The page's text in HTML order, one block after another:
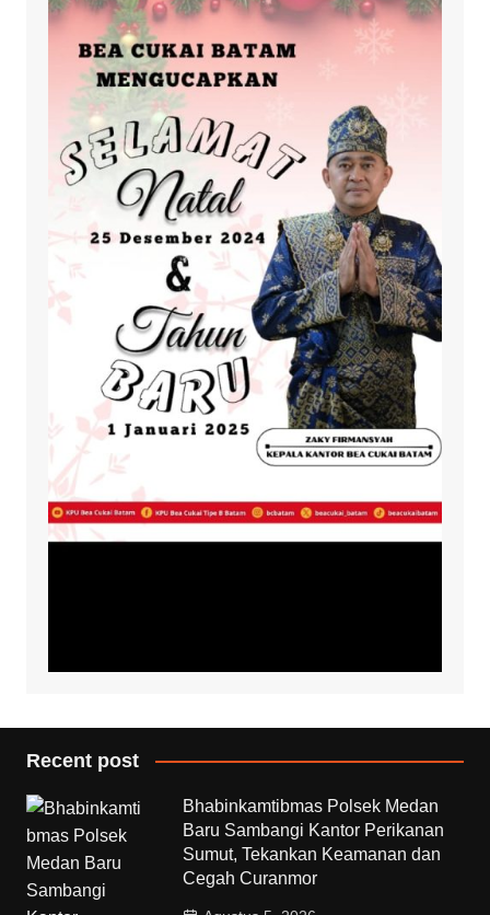
Recent post
Bhabinkamtibmas Polsek Medan
Baru Sambangi Kantor Perikanan
Sumut, Tekankan Keamanan dan
Cegah Curanmor